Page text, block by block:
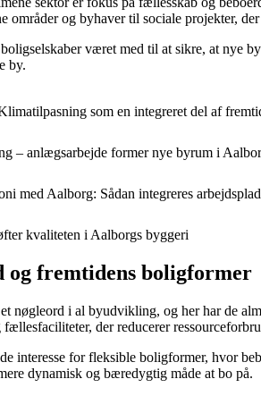
områder og byhaver til sociale projekter,
været med til at sikre, at nye
by.
som en integreret del af
– anlægsarbejde former nye byrum i
med Aalborg: Sådan integreres
kvaliteten i Aalborgs byggeri
og fremtidens boligformer
nøgleord i al byudvikling, og her har de
fællesfaciliteter, der reducerer
interesse for fleksible boligformer, hvor
dynamisk og bæredygtig måde at bo på.